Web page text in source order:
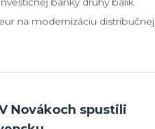
na modernizáciu distribučnej
majú smerovať do obnovy a
ZSE ďalší úver vo výške 50
Novákoch spustili